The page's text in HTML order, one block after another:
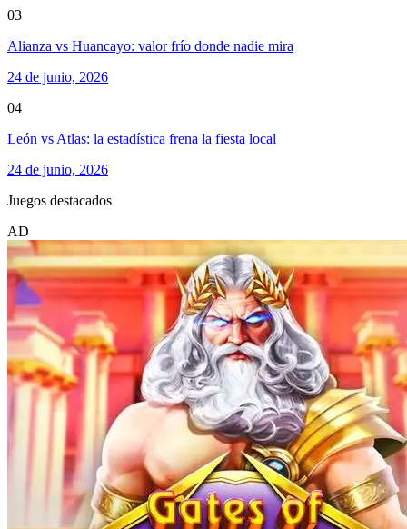
03
Alianza vs Huancayo: valor frío donde nadie mira
24 de junio, 2026
04
León vs Atlas: la estadística frena la fiesta local
24 de junio, 2026
Juegos destacados
AD